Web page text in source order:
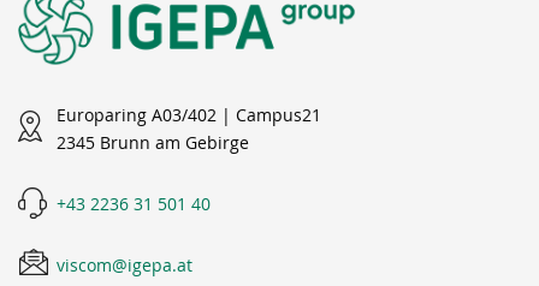
Europaring A03/402 | Campus21
2345 Brunn am Gebirge
+43 2236 31 501 40
viscom@igepa.at